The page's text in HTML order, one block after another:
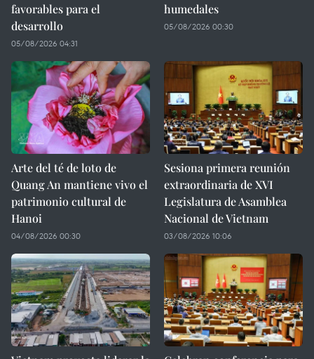
favorables para el
desarrollo
05/08/2026 04:31
humedales
05/08/2026 00:30
Arte del té de loto de
Quang An mantiene vivo el
patrimonio cultural de
Hanoi
04/08/2026 00:30
Sesiona primera reunión
extraordinaria de XVI
Legislatura de Asamblea
Nacional de Vietnam
03/08/2026 10:06